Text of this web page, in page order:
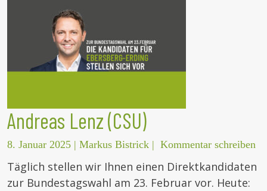
Andreas Lenz (CSU)
8. Januar 2025 | Markus Bistrick | Kommentar schreiben
Täglich stellen wir Ihnen einen Direktkandidaten
zur Bundestagswahl am 23. Februar vor. Heute: